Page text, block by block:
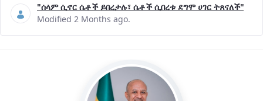
"ሰላም ሲኖር ሴቶች ይበረታሉ፣ ሴቶች ሲበረቱ ደግሞ ሀገር ትጸናለች"-
Modified 2 Months ago.